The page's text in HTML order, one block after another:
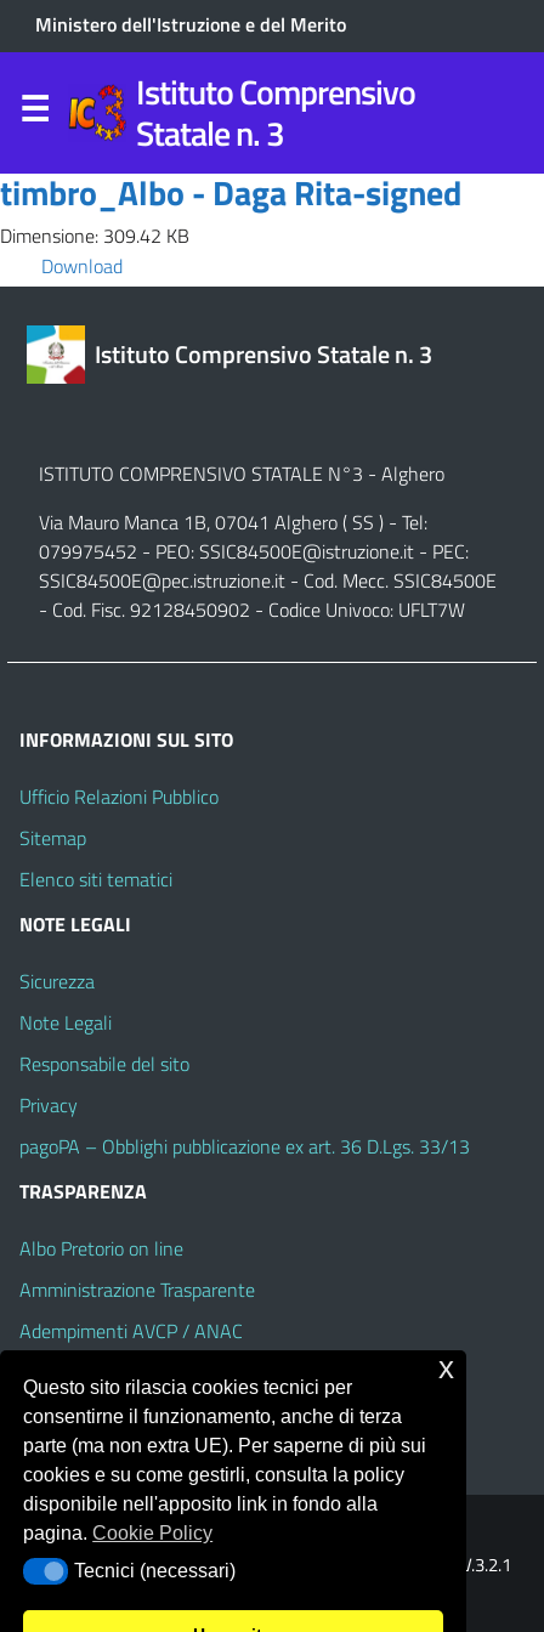
Ministero dell'Istruzione e del Merito
Istituto Comprensivo
Statale n. 3
timbro_Albo - Daga Rita-signed
Dimensione: 309.42 KB
Download
Istituto Comprensivo Statale n. 3
ISTITUTO COMPRENSIVO STATALE N°3 - Alghero
Via Mauro Manca 1B, 07041 Alghero ( SS ) - Tel:
079975452 - PEO:SSIC84500E@istruzione.it - PEC:
SSIC84500E@pec.istruzione.it - Cod. Mecc. SSIC84500E
- Cod. Fisc. 92128450902 - Codice Univoco: UFLT7W
INFORMAZIONI SUL SITO
Ufficio Relazioni Pubblico
Sitemap
Elenco siti tematici
NOTE LEGALI
Sicurezza
Note Legali
Responsabile del sito
Privacy
pagoPA – Obblighi pubblicazione ex art. 36 D.Lgs. 33/13
TRASPARENZA
Albo Pretorio on line
Amministrazione Trasparente
Adempimenti AVCP / ANAC
Accesso Civico
Dichiarazione di accessibilità
Portale realizzato con la piattaforma
Template Italia configurato sul tema accessibile
V.3.2.1
(Alioth)
Questo sito rilascia cookies tecnici per
consentirne il funzionamento, anche di terza
parte (ma non extra UE). Per saperne di più sui
cookies e su come gestirli, consulta la policy
disponibile nell'apposito link in fondo alla
pagina.Cookie Policy
Tecnici (necessari)
Tecnici (necessari)
x